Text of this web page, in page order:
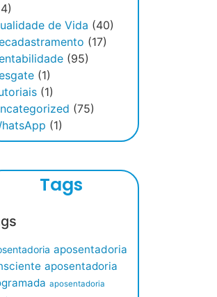
de Vida (40)
(17)
(95)
(1)
(1)
(75)
(1)
Tags
aposentadoria
aposentadoria
aposentadoria